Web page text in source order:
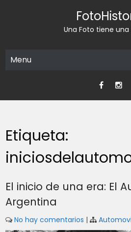
Una Foto tiene una
Menu
Etiqueta:
El inicio de una era: El
Argentina
No hay comentarios |